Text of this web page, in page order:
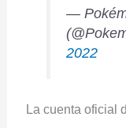
—
2022
La cuenta oficial